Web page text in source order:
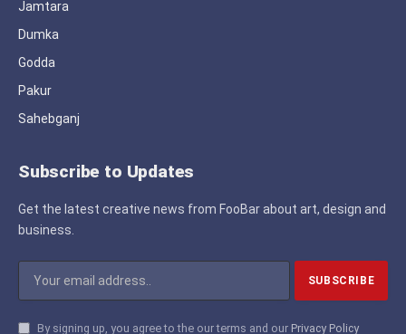
Jamtara
Dumka
Godda
Pakur
Sahebganj
Subscribe to Updates
Get the latest creative news from FooBar about art, design and
business.
By signing up, you agree to the our terms and our Privacy Policy